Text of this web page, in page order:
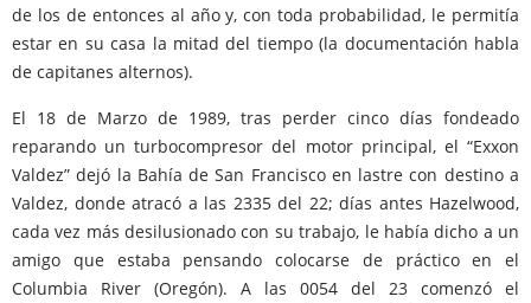
de los de entonces al año y, con toda probabilidad, le permitía
estar en su casa la mitad del tiempo (la documentación habla
de capitanes alternos).
El 18 de Marzo de 1989, tras perder cinco días fondeado
reparando un turbocompresor del motor principal, el “Exxon
Valdez” dejó la Bahía de San Francisco en lastre con destino a
Valdez, donde atracó a las 2335 del 22; días antes Hazelwood,
cada vez más desilusionado con su trabajo, le había dicho a un
amigo que estaba pensando colocarse de práctico en el
Columbia River (Oregón). A las 0054 del 23 comenzó el